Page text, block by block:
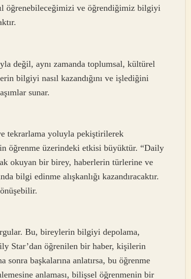
öğrenebileceğimizi ve öğrendiğimiz bilgiyi
değil, aynı zamanda toplumsal, kültürel
bilgiyi nasıl kazandığını ve işlediğini
sunar.
tekrarlama yoluyla pekiştirilerek
öğrenme üzerindeki etkisi büyüktür. “Daily
okuyan bir birey, haberlerin türlerine ve
bilgi edinme alışkanlığı kazandıracaktır.
Bu, bireylerin bilgiyi depolama,
Star’dan öğrenilen bir haber, kişilerin
başkalarına anlatırsa, bu öğrenme
anlaması, bilişsel öğrenmenin bir